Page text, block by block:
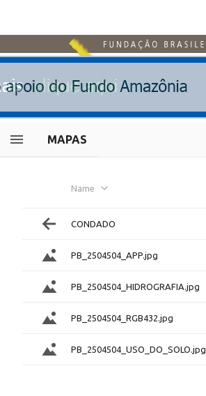
MAPAS
Name
CONDADO
PB_2504504_APP.jpg
PB_2504504_HIDROGRAFIA.jpg
PB_2504504_RGB432.jpg
PB_2504504_USO_DO_SOLO.jpg